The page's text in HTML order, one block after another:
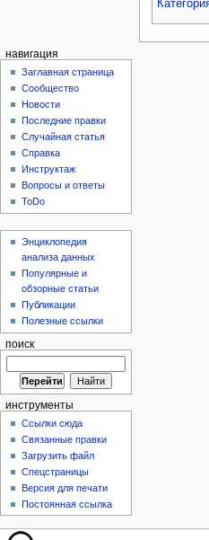
навигация
Заглавная страница
Сообщество
Новости
Последние правки
Случайная статья
Справка
Инструктаж
Вопросы и ответы
ToDo
Энциклопедия
анализа данных
Популярные и
обзорные статьи
Публикации
Полезные ссылки
поиск
инструменты
Ссылки сюда
Связанные правки
Загрузить файл
Спецстраницы
Версия для печати
Постоянная ссылка